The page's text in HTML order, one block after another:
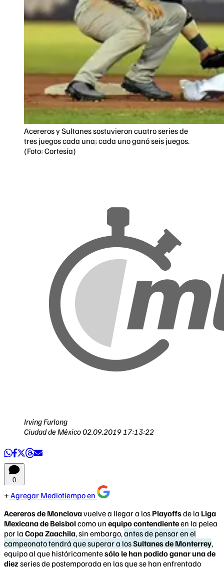
Acereros y Sultanes sostuvieron cuatro series de
tres juegos cada una; cada uno ganó seis juegos.
(Foto: Cortesía)
Irving Furlong
Ciudad de México02.09.2019 17:13:22
0
Agregar Mediotiempo en
Acereros de Monclovavuelve a llegar a los Playoffsde la Liga
Mexicana de Beisbolcomo un equipo contendienteen la pelea
por la Copa Zaachila, sin embargo,antes de pensar en el
campeonato tendrá que superar a losSultanes de Monterrey,
equipo al que históricamentesólo le han podido ganar una de
diez series de postemporada en las que se han enfrentado